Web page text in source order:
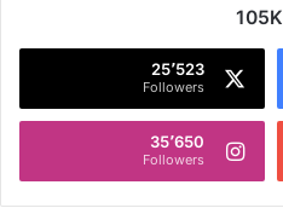
105K
25٬523
Followers
35٬650
Followers